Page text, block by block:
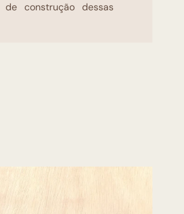
construção dessas
tradicional de
é o que se encontra
Coleção IBEU,
Espírito Santo, Museu
outras.